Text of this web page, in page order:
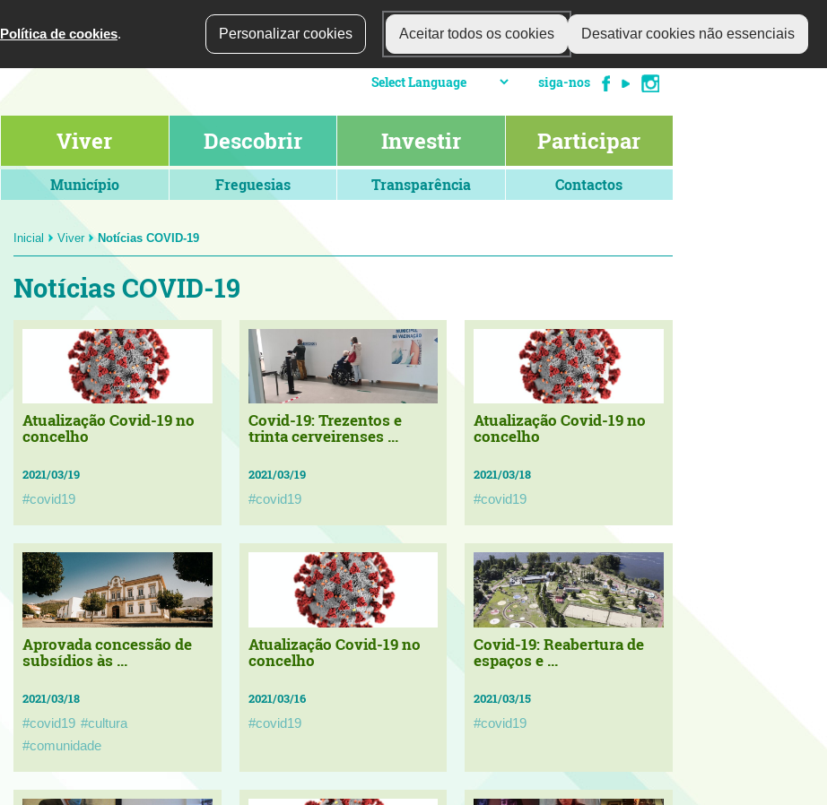
Política de cookies. Personalizar cookies Aceitar todos os cookies Desativar cookies não essenciais
siga-nos
Viver Descobrir Investir Participar
Município Freguesias Transparência Contactos
Inicial Viver Notícias COVID-19
Notícias COVID-19
Atualização Covid-19 no
concelho
2021/03/19
#covid19
Covid-19: Trezentos e
trinta cerveirenses ...
2021/03/19
#covid19
Atualização Covid-19 no
concelho
2021/03/18
#covid19
Aprovada concessão de
subsídios às ...
2021/03/18
#covid19 #cultura
#comunidade
Atualização Covid-19 no
concelho
2021/03/16
#covid19
Covid-19: Reabertura de
espaços e ...
2021/03/15
#covid19